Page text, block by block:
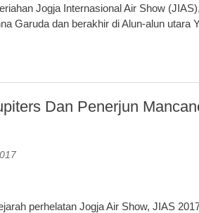
Jogja Internasional Air Show
Garuda dan berakhir di Alun-alun
Dan Penerjun
perhelatan Jogja Air Show, JIAS